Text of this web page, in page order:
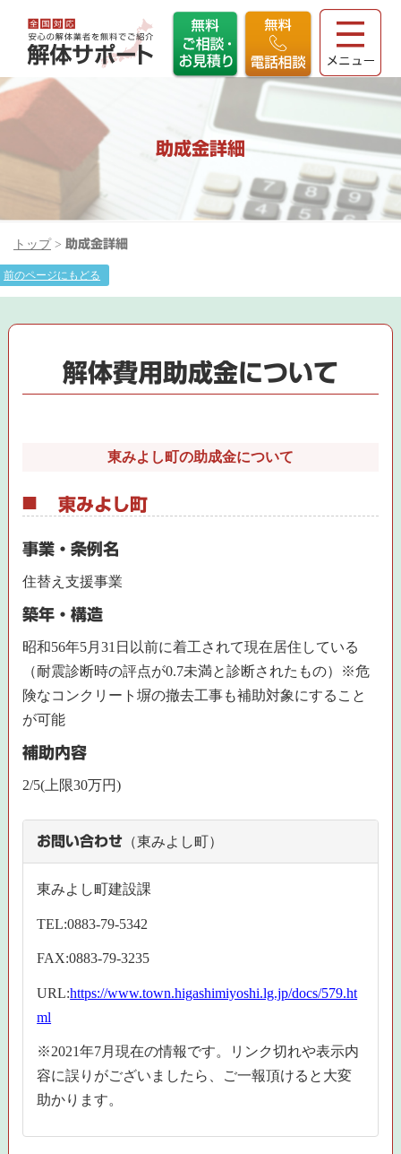
助成金詳細
トップ > 助成金詳細
前のページにもどる
解体費用助成金について
東みよし町の助成金について
東みよし町
事業・条例名
住替え支援事業
築年・構造
昭和56年5月31日以前に着工されて現在居住している
（耐震診断時の評点が0.7未満と診断されたもの）※危
険なコンクリート塀の撤去工事も補助対象にすること
が可能
補助内容
2/5(上限30万円)
お問い合わせ （東みよし町）
東みよし町建設課
TEL:0883-79-5342
FAX:0883-79-3235
URL:https://www.town.higashimiyoshi.lg.jp/docs/579.ht
ml
※2021年7月現在の情報です。リンク切れや表示内
容に誤りがございましたら、ご一報頂けると大変
助かります。